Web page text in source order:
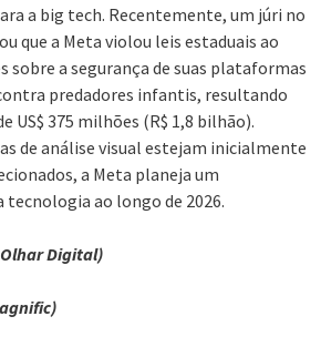
a big tech. Recentemente, um júri no
que a Meta violou leis estaduais ao
sobre a segurança de suas plataformas
predadores infantis, resultando
US$ 375 milhões (R$ 1,8 bilhão).
de análise visual estejam inicialmente
a Meta planeja um
ao longo de 2026.
Digital)